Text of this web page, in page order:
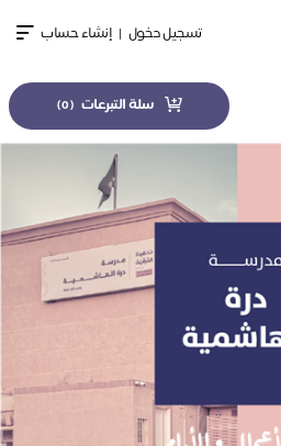
تسجيل دخول | إنشاء حساب
سلة التبرعات (
0
)